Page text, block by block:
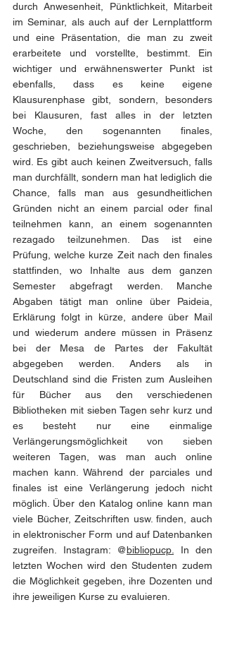
durch Anwesenheit, Pünktlichkeit, Mitarbeit
im Seminar, als auch auf der Lernplattform
und eine Präsentation, die man zu zweit
erarbeitete und vorstellte, bestimmt. Ein
wichtiger und erwähnenswerter Punkt ist
ebenfalls, dass es keine eigene
Klausurenphase gibt, sondern, besonders
bei Klausuren, fast alles in der letzten
Woche, den sogenannten finales,
geschrieben, beziehungsweise abgegeben
wird. Es gibt auch keinen Zweitversuch, falls
man durchfällt, sondern man hat lediglich die
Chance, falls man aus gesundheitlichen
Gründen nicht an einem parcial oder final
teilnehmen kann, an einem sogenannten
rezagado teilzunehmen. Das ist eine
Prüfung, welche kurze Zeit nach den finales
stattfinden, wo Inhalte aus dem ganzen
Semester abgefragt werden. Manche
Abgaben tätigt man online über Paideia,
Erklärung folgt in kürze, andere über Mail
und wiederum andere müssen in Präsenz
bei der Mesa de Partes der Fakultät
abgegeben werden. Anders als in
Deutschland sind die Fristen zum Ausleihen
für Bücher aus den verschiedenen
Bibliotheken mit sieben Tagen sehr kurz und
es besteht nur eine einmalige
Verlängerungsmöglichkeit von sieben
weiteren Tagen, was man auch online
machen kann. Während der parciales und
finales ist eine Verlängerung jedoch nicht
möglich. Über den Katalog online kann man
viele Bücher, Zeitschriften usw. finden, auch
in elektronischer Form und auf Datenbanken
zugreifen. Instagram: @bibliopucp.
In den
letzten Wochen wird den Studenten zudem
die Möglichkeit gegeben, ihre Dozenten und
ihre jeweiligen Kurse zu evaluieren.